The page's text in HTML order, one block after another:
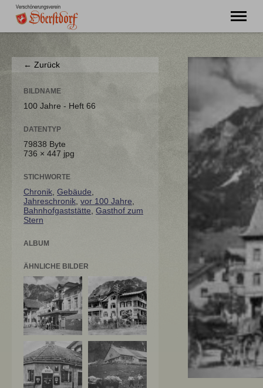
"Ming Huimat mueß de Kinde blibe!"
Verein
Chronik
Unser Oberstdorf
Flurnamen
Literatur
Kontakt
← Zurück
BILDNAME
100 Jahre - Heft 66
DATENTYP
79838 Byte
736 × 447 jpg
STICHWORTE
Chronik Gebäude
Jahreschronik vor 100 Jahre
Bahnhofgaststätte Gasthof zum
Stern
ALBUM
ÄHNLICHE BILDER